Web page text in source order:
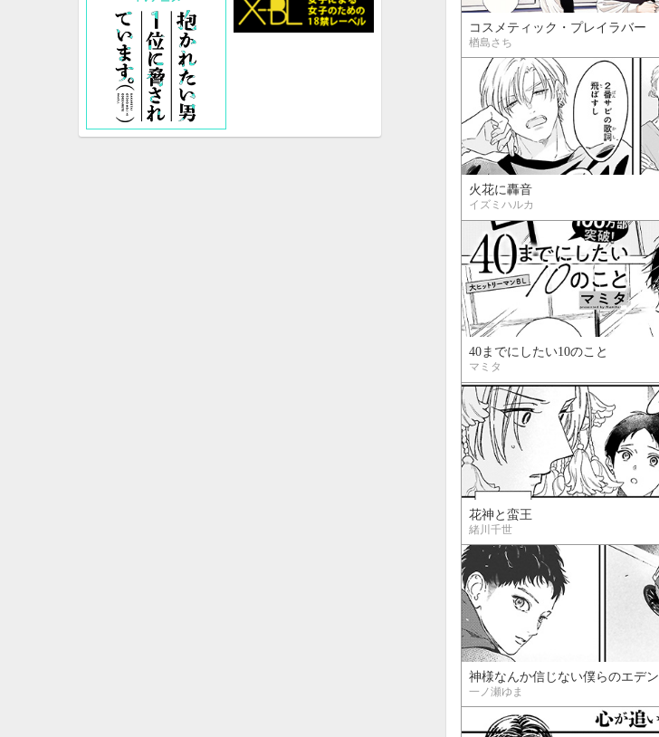
コスメティック・プレイラバー
楢島さち
火花に轟音
イズミハルカ
40までにしたい10のこと
マミタ
花神と蛮王
緒川千世
神様なんか信じない僕らのエデン
一ノ瀬ゆま